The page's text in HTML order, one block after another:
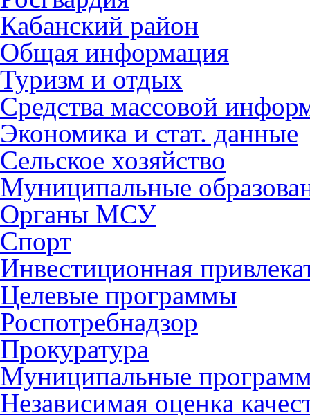
Кабанский район
Общая информация
Туризм и отдых
Средства массовой
Экономика и стат. данные
Сельское хозяйство
Муниципальные
Органы МСУ
Спорт
Инвестиционная
Целевые программы
Роспотребнадзор
Прокуратура
Муниципальные
Независимая оценка